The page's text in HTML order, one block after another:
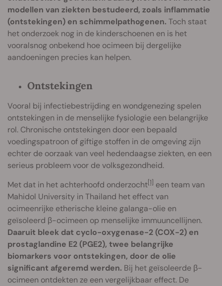
modellen van ziekten bestudeerd, zoals inflammatie
(ontstekingen) en schimmelpathogenen. Toch staat
het onderzoek nog in de kinderschoenen en is het
vooralsnog onbekend hoe ocimeen bij dergelijke
aandoeningen precies kan helpen.
Ontstekingen
Vooral bij infectiebestrijding en wondgenezing spelen
ontstekingen in de menselijke fysiologie een belangrijke
rol. Chronische ontstekingen door een bepaald
voedingspatroon of giftige stoffen in de omgeving zijn
echter de oorzaak van veel hedendaagse ziekten, en een
serieus probleem voor de volksgezondheid.
Met dat in het achterhoofd onderzocht[1] een team van
Mahidol University in Thailand het effect van
ocimeenrijke etherische kleine galanga-olie en
geïsoleerd β-ocimeen op menselijke immuuncellijnen.
Daaruit bleek dat cyclo-oxygenase-2 (COX-2) en
prostaglandine E2 (PGE2), twee belangrijke
biomarkers voor ontstekingen, door de olie
significant afgeremd werden. Bij het geïsoleerde β-
ocimeen ontdekten ze een vergelijkbaar effect. De